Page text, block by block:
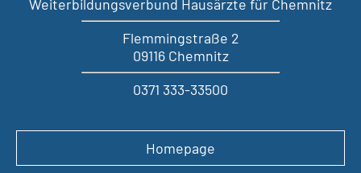
Weiterbildungsverbund Hausärzte für Chemnitz
Flemmingstraße 2
09116 Chemnitz
0371 333-33500
Homepage